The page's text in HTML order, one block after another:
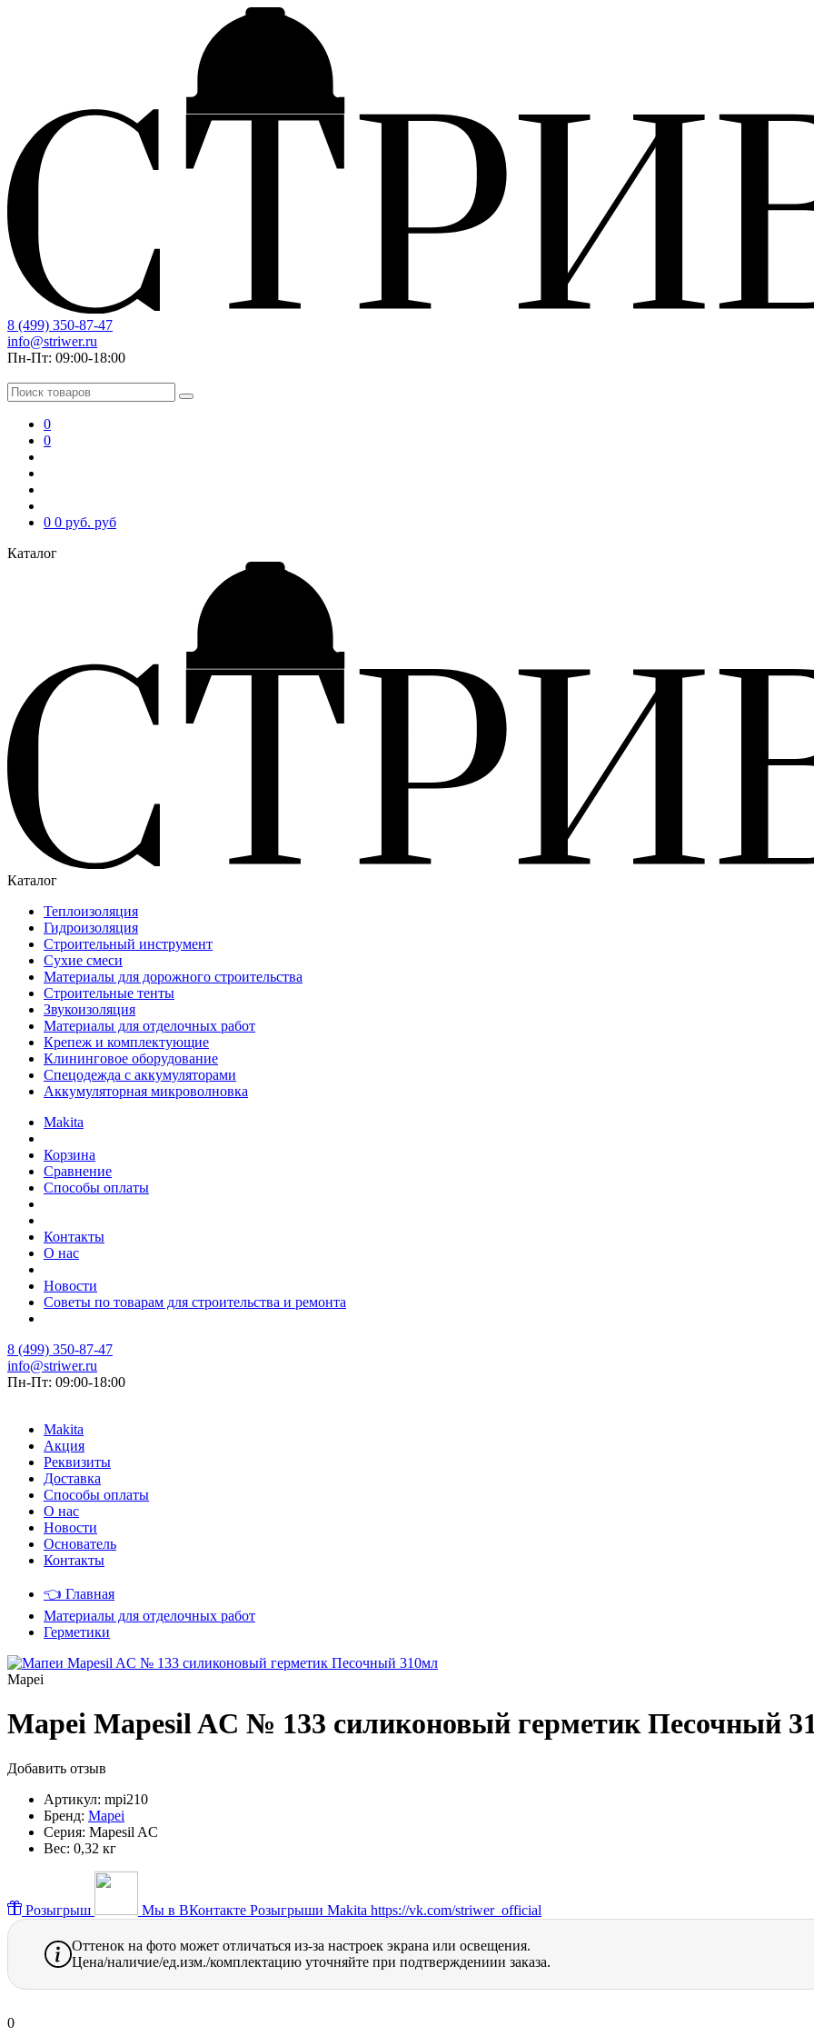
8 (499) 350-87-47
info@striwer.ru
Пн-Пт: 09:00-18:00
0
0
0 0 руб. руб
Каталог
Каталог
Теплоизоляция
Гидроизоляция
Строительный инструмент
Сухие смеси
Материалы для дорожного строительства
Строительные тенты
Звукоизоляция
Материалы для отделочных работ
Крепеж и комплектующие
Клининговое оборудование
Спецодежда с аккумуляторами
Аккумуляторная микроволновка
Makita
Корзина
Сравнение
Способы оплаты
Контакты
О нас
Новости
Советы по товарам для строительства и ремонта
8 (499) 350-87-47
info@striwer.ru
Пн-Пт: 09:00-18:00
Makita
Акция
Реквизиты
Доставка
Способы оплаты
О нас
Новости
Основатель
Контакты
👈 Главная
Материалы для отделочных работ
Герметики
Mapei
Mapei Mapesil AC № 133 силиконовый герметик Песочный
Добавить отзыв
Артикул: mpi210
Бренд: Mapei
Серия: Mapesil AC
Вес: 0,32 кг
Розыгрыш Мы в ВКонтакте Розыгрыши Makita https://vk.com/striwer_official
Оттенок на фото может отличаться из-за настроек экрана или освещения.
Цена/наличие/ед.изм./комплектацию уточняйте при подтверждениии заказа.
0